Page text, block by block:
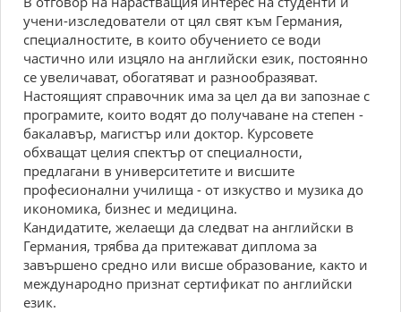
учени-изследователи от цял свят към Германия,
специалностите, в които обучението се води
частично или изцяло на английски език, постоянно
се увеличават, обогатяват и разнообразяват.
Настоящият справочник има за цел да ви запознае с
програмите, които водят до получаване на степен -
бакалавър, магистър или доктор. Курсовете
обхващат целия спектър от специалности,
предлагани в университетите и висшите
професионални училища - от изкуство и музика до
икономика, бизнес и медицина.
Кандидатите, желаещи да следват на английски в
Германия, трябва да притежават диплома за
завършено средно или висше образование, както и
международно признат сертификат по английски
език.